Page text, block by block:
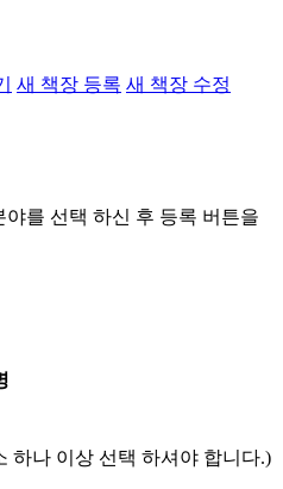
새 책장 등록 새 책장 수정
야를 선택 하신 후 등록 버튼을
하나 이상 선택 하셔야 합니다.)